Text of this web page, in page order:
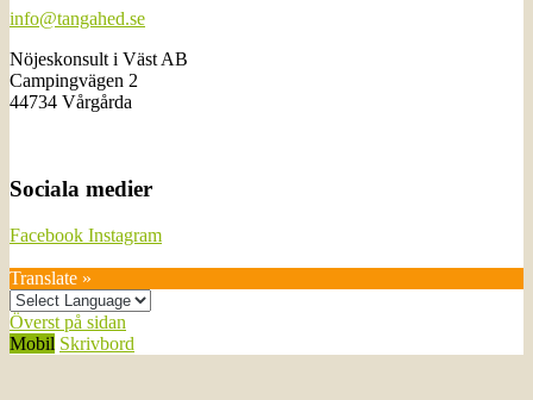
info@tangahed.se
Nöjeskonsult i Väst AB
Campingvägen 2
44734 Vårgårda
Sociala medier
Facebook Instagram
Translate »
Överst på sidan
Mobil Skrivbord